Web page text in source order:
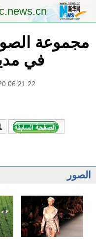
الصفحة الأولى
العالم
الصور
مجموعة
في
06:21:22
الصور